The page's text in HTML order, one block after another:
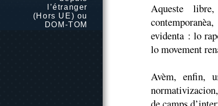
l’étranger
(Hors UE) ou
DOM-TOM
Aqueste
evidenta : lo
lo movement
Avèm, enfin,